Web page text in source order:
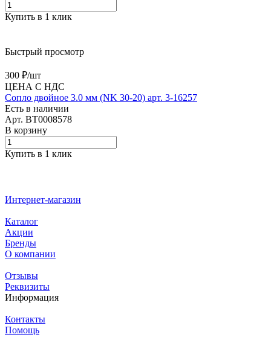
Купить в 1 клик
Быстрый просмотр
300 ₽/шт
ЦЕНА С НДС
Сопло двойное 3.0 мм (NK 30-20) арт. 3-16257
Есть в наличии
Арт. BT0008578
В корзину
Купить в 1 клик
Интернет-магазин
Каталог
Акции
Бренды
О компании
Отзывы
Реквизиты
Информация
Контакты
Помощь